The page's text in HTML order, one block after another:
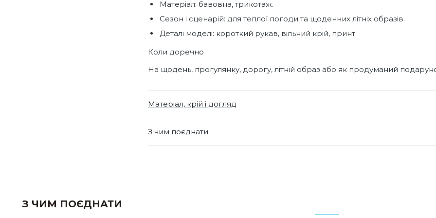
Матеріал: бавовна, трикотаж.
Сезон і сценарій: для теплої погоди та щоденних літніх образів.
Деталі моделі: короткий рукав, вільний крій, принт.
Коли доречно
На щодень, прогулянку, дорогу, літній образ або як продуманий
Матеріал, крій і догляд
З чим поєднати
З ЧИМ ПОЄДНАТИ